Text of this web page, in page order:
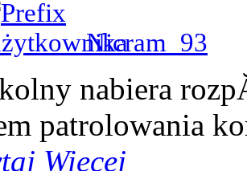
Nicram_93
nabiera
patrolowania
Więcej